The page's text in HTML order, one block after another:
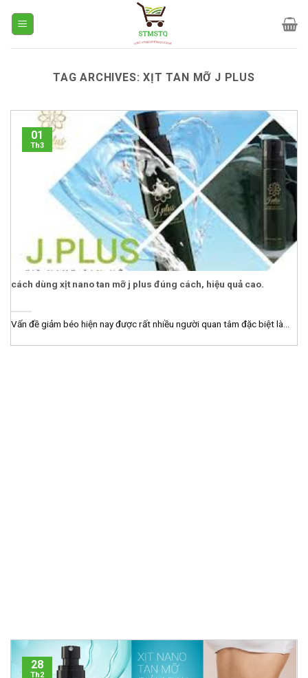
TAG ARCHIVES:XỊT TAN MỠ J PLUS
cách dùng xịt nano tan mỡ j plus đúng cách, hiệu quả cao.
Vấn đề giảm béo hiện nay được rất nhiều người quan tâm đặc biệt là...
01
Th3
28
Th2